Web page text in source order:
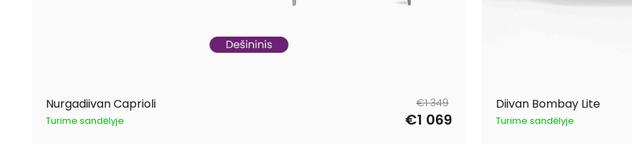
Nurgadiivan Caprioli
Turime sandėlyje
Tavahind
€1 349
Müügihind
€1 069
Diivan Bombay Lite
Turime sandėlyje